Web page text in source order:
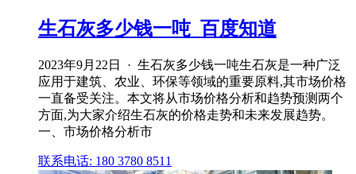
生石灰多少钱一吨_百度知道
2023年9月22日 · 生石灰多少钱一吨生石灰是一种广泛
应用于建筑、农业、环保等领域的重要原料,其市场价格
一直备受关注。本文将从市场价格分析和趋势预测两个
方面,为大家介绍生石灰的价格走势和未来发展趋势。
一、市场价格分析市
联系电话: 180 3780 8511